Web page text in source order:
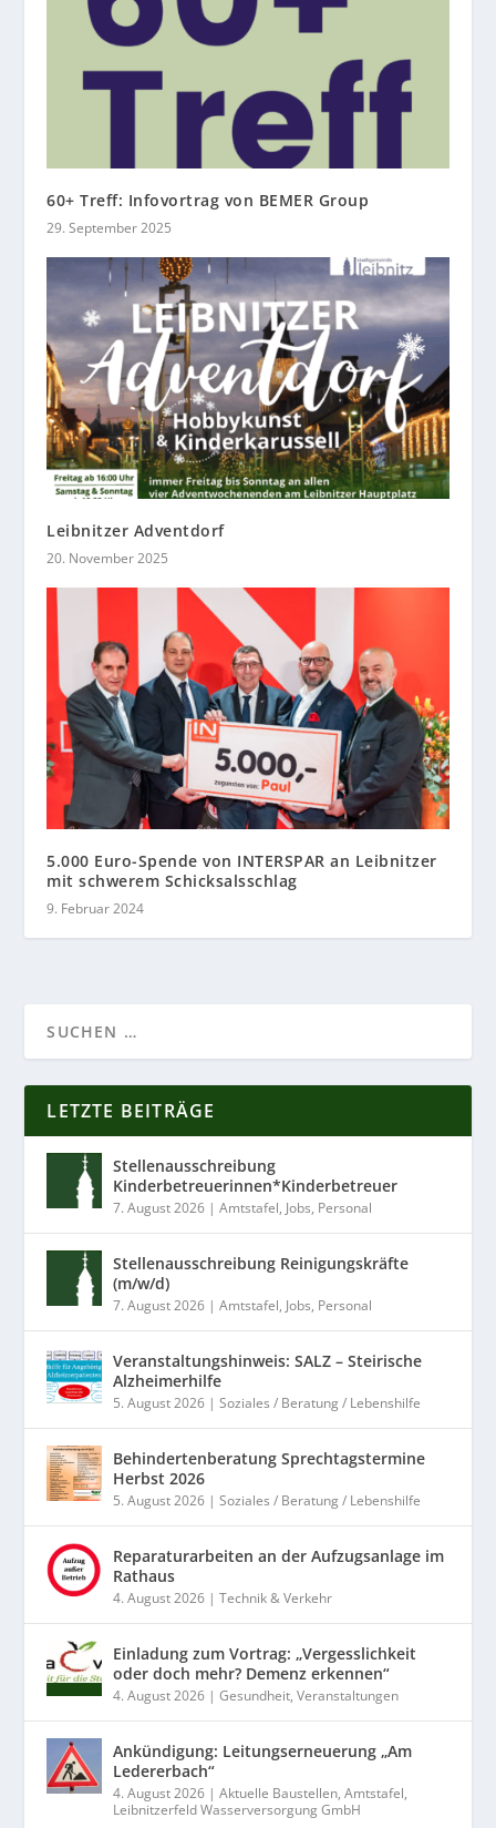
60+ Treff: Infovortrag von BEMER Group
29. September 2025
Leibnitzer Adventdorf
20. November 2025
5.000 Euro-Spende von INTERSPAR an Leibnitzer
mit schwerem Schicksalsschlag
9. Februar 2024
LETZTE BEITRÄGE
Stellenausschreibung
Kinderbetreuerinnen*Kinderbetreuer
7. August 2026 |Amtstafel, Jobs, Personal
Stellenausschreibung Reinigungskräfte
(m/w/d)
7. August 2026 |Amtstafel, Jobs, Personal
Veranstaltungshinweis: SALZ – Steirische
Alzheimerhilfe
5. August 2026 |Soziales / Beratung / Lebenshilfe
Behindertenberatung Sprechtagstermine
Herbst 2026
5. August 2026 |Soziales / Beratung / Lebenshilfe
Reparaturarbeiten an der Aufzugsanlage im
Rathaus
4. August 2026 |Technik & Verkehr
Einladung zum Vortrag: „Vergesslichkeit
oder doch mehr? Demenz erkennen“
4. August 2026 |Gesundheit,Veranstaltungen
Ankündigung: Leitungserneuerung „Am
Ledererbach“
4. August 2026 |Aktuelle Baustellen,Amtstafel,
Leibnitzerfeld Wasserversorgung GmbH